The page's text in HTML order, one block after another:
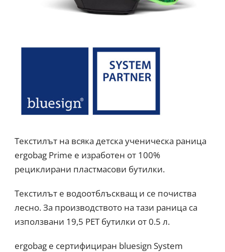
Текстилът на всяка детска ученическа раница
ergobag Prime е изработен от 100%
рециклирани пластмасови бутилки.
Текстилът е водоотблъскващ и се почиства
лесно. За производството на тази раница са
използвани 19,5 PET бутилки от 0.5 л.
ergobag е сертифициран bluesign System